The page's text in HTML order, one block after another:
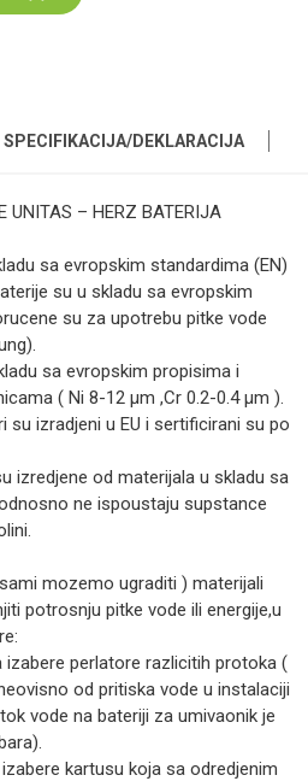
SPECIFIKACIJA/DEKLARACIJA
UNITAS – HERZ BATERIJA
sa evropskim standardima (EN)
su u skladu sa evropskim
su za upotrebu pitke vode
sa evropskim propisima i
( Ni 8-12 µm ,Cr 0.2-0.4 µm ).
su izradjeni u EU i sertificirani su po
izredjene od materijala u skladu sa
ne ispoustaju supstance
mozemo ugraditi ) materijali
potrosnju pitke vode ili energije,u
perlatore razlicitih protoka (
od pritiska vode u instalaciji
vode na bateriji za umivaonik je
kartusu koja sa odredjenim